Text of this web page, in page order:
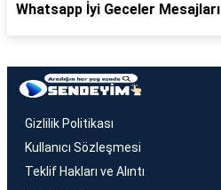
Whatsapp İyi Geceler Mesajları
Gizlilik Politikası
Kullanıcı Sözleşmesi
Teklif Hakları ve Alıntı